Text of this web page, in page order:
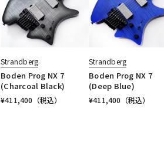
Strandberg
Boden Prog NX 7
(Charcoal Black)
¥411,400 （税込）
Strandberg
Boden Prog NX 7
(Deep Blue)
¥411,400 （税込）